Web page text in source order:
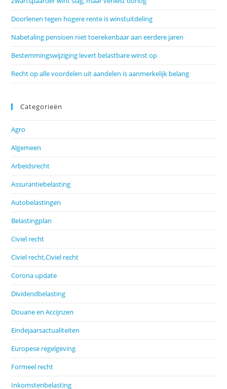
Doorlenen tegen hogere rente is winstuitdeling
Nabetaling pensioen niet toerekenbaar aan eerdere jaren
Bestemmingswijziging levert belastbare winst op
Recht op alle voordelen uit aandelen is aanmerkelijk belang
Categorieën
Agro
Algemeen
Arbeidsrecht
Assurantiebelasting
Autobelastingen
Belastingplan
Civiel recht
Civiel recht,Civiel recht
Corona update
Dividendbelasting
Douane en Accijnzen
Eindejaarsactualiteiten
Europese regelgeving
Formeel recht
Inkomstenbelasting